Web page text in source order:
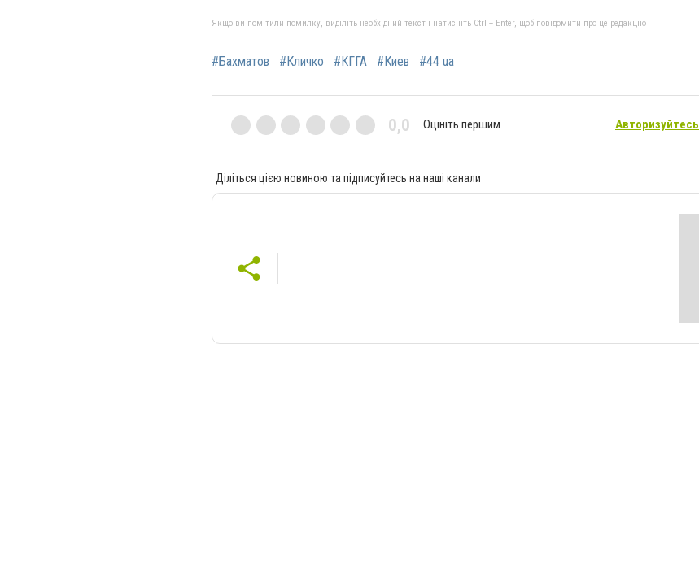
Якщо ви помітили помилку, виділіть необхідний текст і натисніть Ctrl + Enter, щоб повідомити про це редакцію
#Бахматов #Кличко #КГГА #Киев #44 ua
0,0 Оцініть першим Авторизуйтесь
Діліться цією новиною та підписуйтесь на наші канали